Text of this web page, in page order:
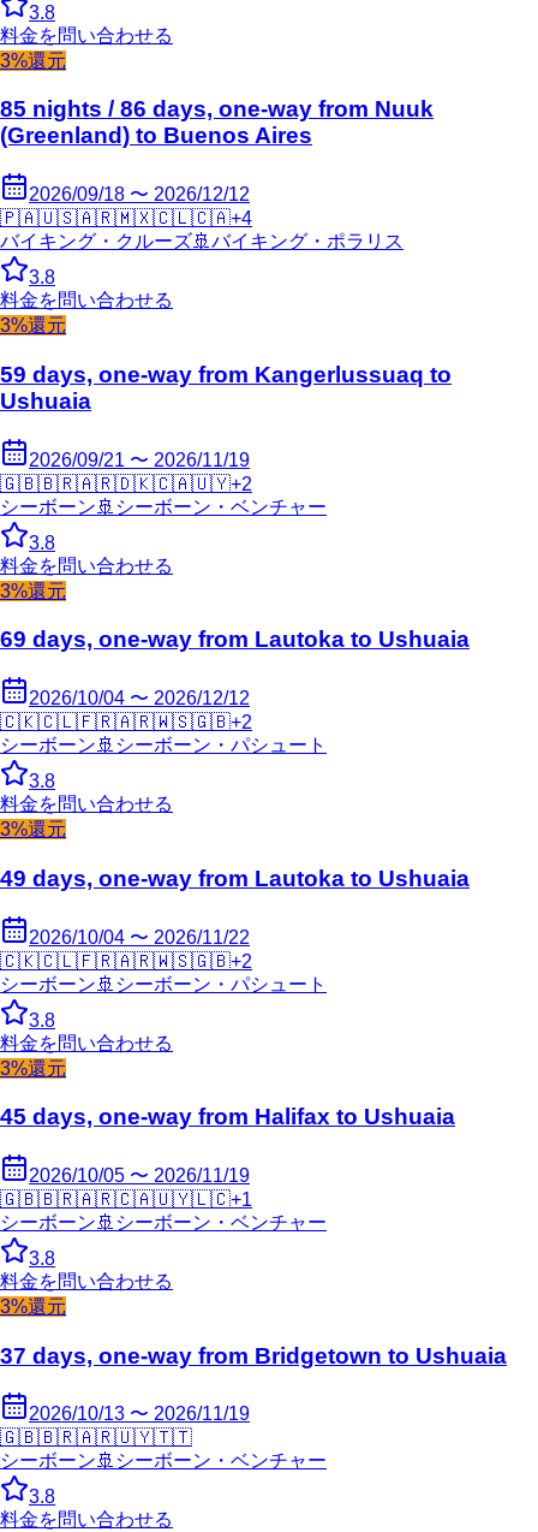
3.8
料金を問い合わせる
3%還元
85 nights / 86 days, one-way from Nuuk
(Greenland) to Buenos Aires
2026/09/18 〜 2026/12/12
🇵🇦🇺🇸🇦🇷🇲🇽🇨🇱🇨🇦+4
バイキング・クルーズ🚢 バイキング・ポラリス
3.8
料金を問い合わせる
3%還元
59 days, one-way from Kangerlussuaq to
Ushuaia
2026/09/21 〜 2026/11/19
🇬🇧🇧🇷🇦🇷🇩🇰🇨🇦🇺🇾+2
シーボーン 🚢 シーボーン・ベンチャー
3.8
料金を問い合わせる
3%還元
69 days, one-way from Lautoka to Ushuaia
2026/10/04 〜 2026/12/12
🇨🇰🇨🇱🇫🇷🇦🇷🇼🇸🇬🇧+2
シーボーン 🚢 シーボーン・パシュート
3.8
料金を問い合わせる
3%還元
49 days, one-way from Lautoka to Ushuaia
2026/10/04 〜 2026/11/22
🇨🇰🇨🇱🇫🇷🇦🇷🇼🇸🇬🇧+2
シーボーン 🚢 シーボーン・パシュート
3.8
料金を問い合わせる
3%還元
45 days, one-way from Halifax to Ushuaia
2026/10/05 〜 2026/11/19
🇬🇧🇧🇷🇦🇷🇨🇦🇺🇾🇱🇨+1
シーボーン 🚢 シーボーン・ベンチャー
3.8
料金を問い合わせる
3%還元
37 days, one-way from Bridgetown to Ushuaia
2026/10/13 〜 2026/11/19
🇬🇧🇧🇷🇦🇷🇺🇾🇹🇹
シーボーン 🚢 シーボーン・ベンチャー
3.8
料金を問い合わせる